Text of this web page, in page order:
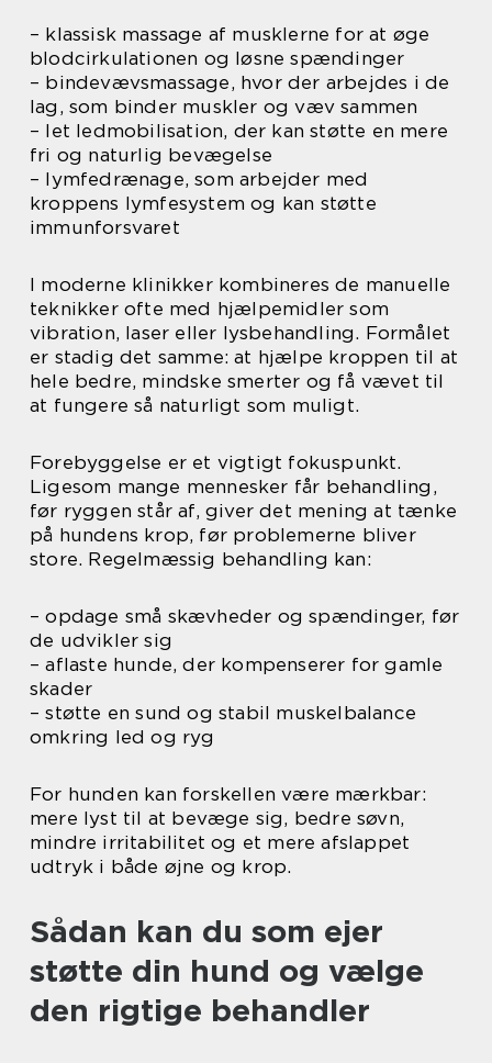
– klassisk massage af musklerne for at øge
blodcirkulationen og løsne spændinger
– bindevævsmassage, hvor der arbejdes i de
lag, som binder muskler og væv sammen
– let ledmobilisation, der kan støtte en mere
fri og naturlig bevægelse
– lymfedrænage, som arbejder med
kroppens lymfesystem og kan støtte
immunforsvaret
I moderne klinikker kombineres de manuelle
teknikker ofte med hjælpemidler som
vibration, laser eller lysbehandling. Formålet
er stadig det samme: at hjælpe kroppen til at
hele bedre, mindske smerter og få vævet til
at fungere så naturligt som muligt.
Forebyggelse er et vigtigt fokuspunkt.
Ligesom mange mennesker får behandling,
før ryggen står af, giver det mening at tænke
på hundens krop, før problemerne bliver
store. Regelmæssig behandling kan:
– opdage små skævheder og spændinger, før
de udvikler sig
– aflaste hunde, der kompenserer for gamle
skader
– støtte en sund og stabil muskelbalance
omkring led og ryg
For hunden kan forskellen være mærkbar:
mere lyst til at bevæge sig, bedre søvn,
mindre irritabilitet og et mere afslappet
udtryk i både øjne og krop.
Sådan kan du som ejer
støtte din hund og vælge
den rigtige behandler